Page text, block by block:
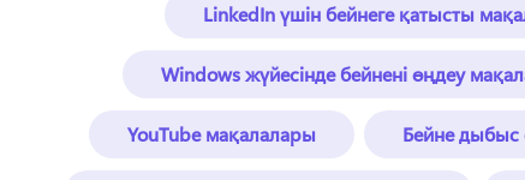
LinkedIn үшін бейнеге қатысты
Windows жүйесінде бейнені өңдеу
YouTube мақалалары Бейне дыбыс